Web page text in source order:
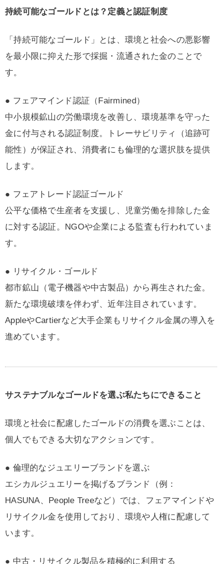
持続可能なゴールドとは？定義と認証制度
「持続可能なゴールド」とは、環境と社会への悪影響
を最小限に抑えた形で採掘・流通された金のことで
す。
● フェアマインド認証（Fairmined）
中小規模鉱山の労働環境を改善し、環境基準を守った
金に付与される認証制度。トレーサビリティ（追跡可
能性）が保証され、消費者にも倫理的な選択肢を提供
します。
● フェアトレード認証ゴールド
公平な価格で生産者を支援し、児童労働を排除した金
に対する認証。NGOや企業による監査も行われていま
す。
● リサイクル・ゴールド
都市鉱山（電子機器や中古製品）から再生された金。
新たな環境破壊を伴わず、近年注目されています。
AppleやCartierなど大手企業もリサイクル金属の導入を
進めています。
サステナブルなゴールドを選ぶ私たちにできること
環境と社会に配慮したゴールドの消費を選ぶことは、
個人でもできる大切なアクションです。
● 倫理的なジュエリーブランドを選ぶ
エシカルジュエリーを掲げるブランド（例：
HASUNA、People Treeなど）では、フェアマインドや
リサイクル金を使用しており、環境や人権に配慮して
います。
● 中古・リサイクル製品を積極的に利用する